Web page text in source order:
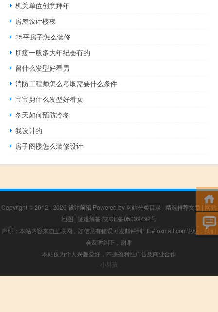
机关单位创意拜年
房屋设计楼梯
35平房子怎么装修
肛瘘一般多大年纪会有的
留什么发型好看男
消防工程师怎么考取需要什么条件
宝宝剪什么发型好看女
冬天如何预防冷冬
我设计的
房子阁楼怎么装修设计
Copyright © 2012 - 2026 设计前沿 Powered by 网站分类目录 | 精选推荐文章 | 网站
地图 | 疑难解答 陕ICP备05039492号
声明：本站内容来自互联网，如信息有错误可发邮件到f_fb#foxmail.com说明，我们
会及时纠正，谢谢
本站仅为个人兴趣爱好，不接盈利性广告及商业合作
小男孩